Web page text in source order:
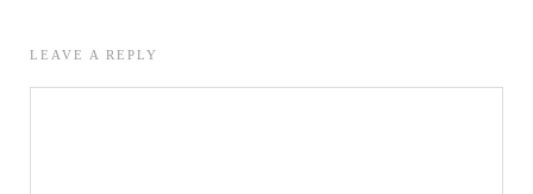
LEAVE A REPLY